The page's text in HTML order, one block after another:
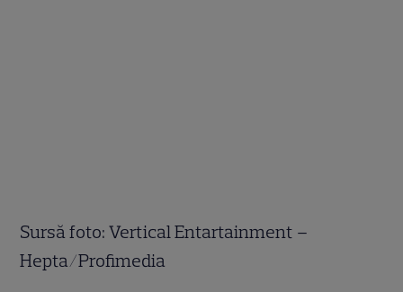
Sursă foto: Vertical Entartainment –
Hepta/Profimedia